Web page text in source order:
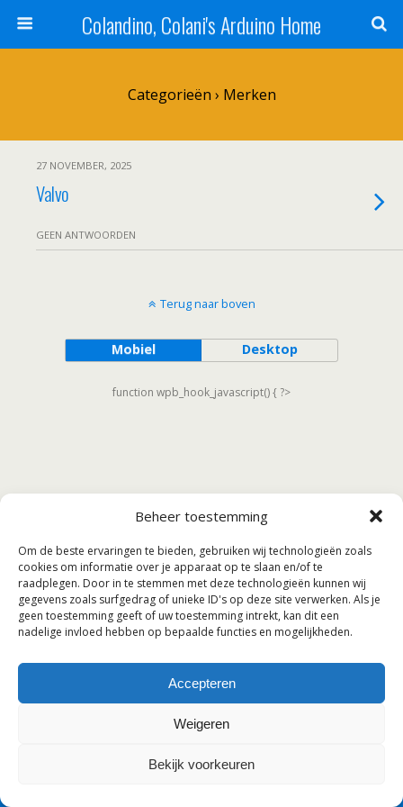
Beheer toestemming
Om de beste ervaringen te bieden, gebruiken wij technologieën zoals
cookies om informatie over je apparaat op te slaan en/of te
raadplegen. Door in te stemmen met deze technologieën kunnen wij
gegevens zoals surfgedrag of unieke ID's op deze site verwerken. Als je
geen toestemming geeft of uw toestemming intrekt, kan dit een
nadelige invloed hebben op bepaalde functies en mogelijkheden.
Accepteren
Weigeren
Bekijk voorkeuren
Colandino, Colani's Arduino Home
Categorieën › Merken
27 NOVEMBER, 2025
Valvo
GEEN ANTWOORDEN
Terug naar boven
Mobiel Desktop
function wpb_hook_javascript() { ?>